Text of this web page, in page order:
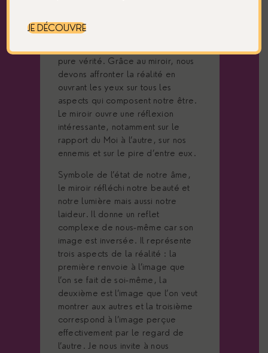
peut être source d’illusion, de
narcissisme et d’amour-propre ou à
pure vérité. Grâce au miroir, nous
devons affronter la réalité en
ouvrant les yeux sur tous les
aspects qui composent notre être.
Le miroir ouvre une réflexion
intéressante, notamment sur le
rapport du Moi à l’autre, sur nos
ennemis et sur le pire d’entre eux.
Symbole de l’état de notre âme,
le miroir réfléchi notre beauté et
notre lumière mais aussi notre
laideur. Il donne un reflet
complexe de nous-même car son
image est inversée. Il représente
trois aspects de la réalité : la
première renvoie à l’image que
l’on se fait de soi-même, la
deuxième est l’image que l’on veut
montrer aux autres et la troisième
correspond à l’image perçue
effectivement par le regard de
l’autre. Je nous invite à nous
JE DÉCOUVRE